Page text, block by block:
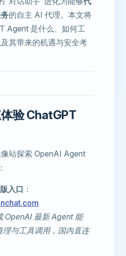
的自主 AI 代理。本文将
Agent 是什么、如何工
其带来的机遇与安全考
验 ChatGPT
站探索 OpenAI Agent
入口 ：
OpenAI 最新 Agent 能
理与工具调用，国内直连